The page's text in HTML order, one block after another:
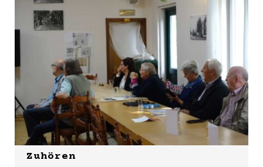
Zuhören